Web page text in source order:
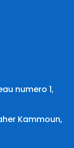
numero 1,
Kammoun,